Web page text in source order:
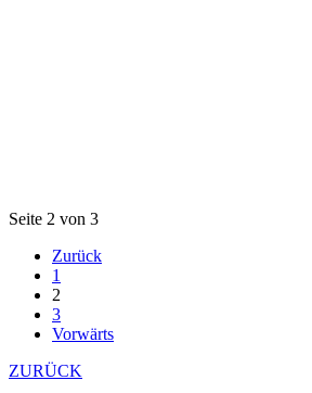
Seite 2 von 3
Zurück
1
2
3
Vorwärts
ZURÜCK